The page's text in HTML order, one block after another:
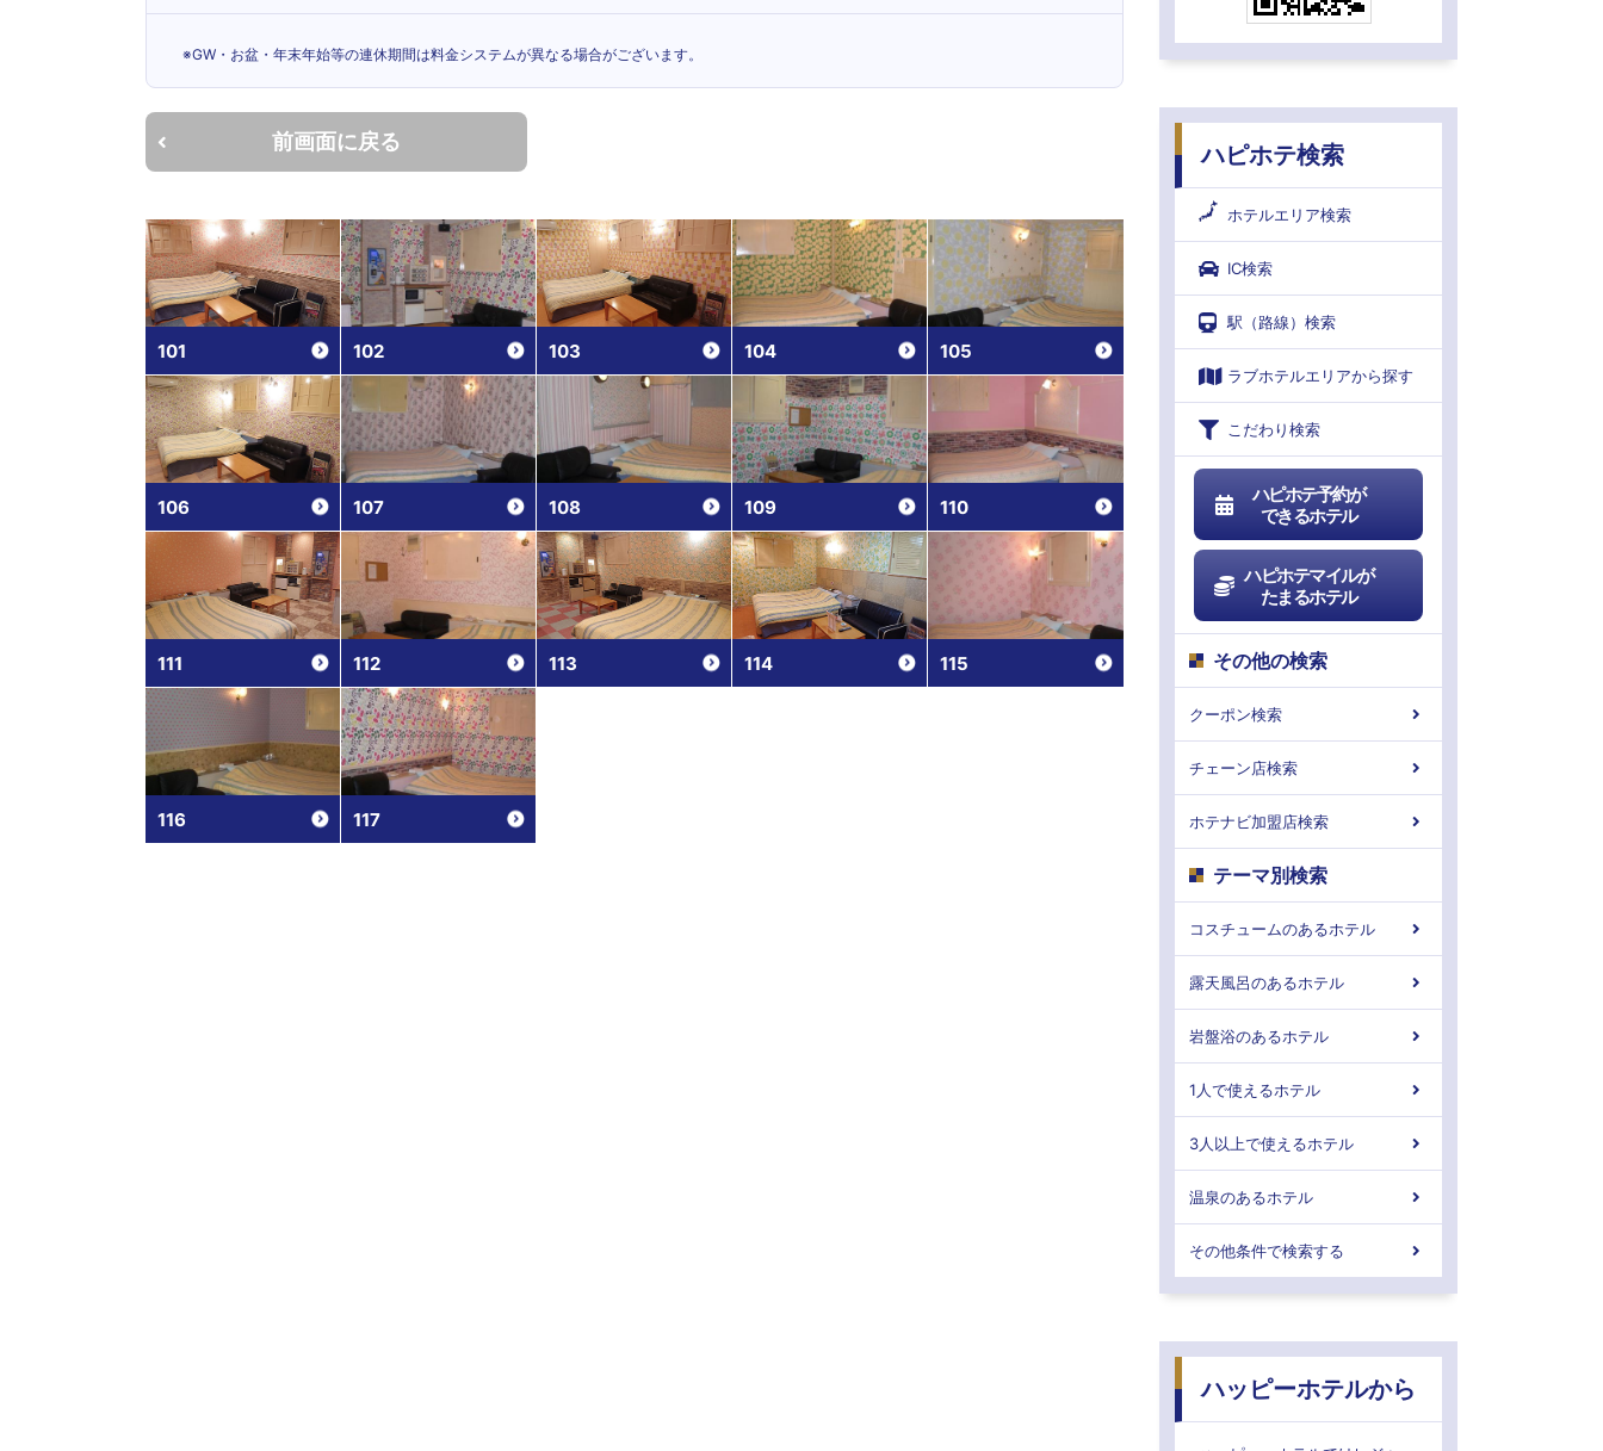
※GW・お盆・年末年始等の連休期間は料金システムが異なる場合がございます。
前画面に戻る
101 102 103 104 105
106 107 108 109 110
111 112 113 114 115
116 117
ハピホテ検索
ホテルエリア検索
IC検索
駅（路線）検索
ラブホテルエリアから探す
こだわり検索
ハピホテ予約が
できるホテル
ハピホテマイルが
たまるホテル
その他の検索
クーポン検索
チェーン店検索
ホテナビ加盟店検索
テーマ別検索
コスチュームのあるホテル
露天風呂のあるホテル
岩盤浴のあるホテル
1人で使えるホテル
3人以上で使えるホテル
温泉のあるホテル
その他条件で検索する
ハッピーホテルから